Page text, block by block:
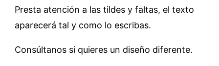
Presta atención a las tildes y faltas, el texto
aparecerá tal y como lo escribas.
Consúltanos si quieres un diseño diferente.